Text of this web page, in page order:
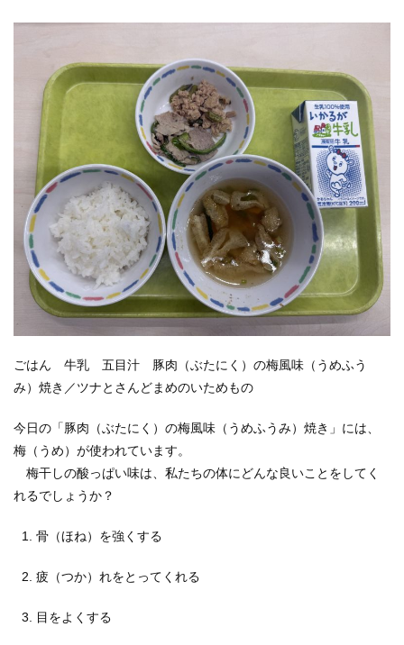
ごはん 牛乳 五目汁 豚肉（ぶたにく）の梅風味（うめふう
み）焼き／ツナとさんどまめのいためもの
今日の「豚肉（ぶたにく）の梅風味（うめふうみ）焼き」には、
梅（うめ）が使われています。
梅干しの酸っぱい味は、私たちの体にどんな良いことをしてく
れるでしょうか？
骨（ほね）を強くする
疲（つか）れをとってくれる
目をよくする